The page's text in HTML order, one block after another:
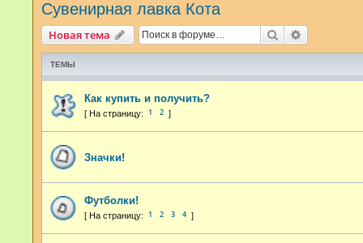
Сувенирная лавка Кота
Новая тема Поиск
ТЕМЫ
Как купить и получить?
1 2
Значки!
Футболки!
1 2 3 4